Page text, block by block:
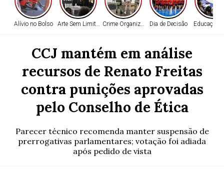
Alívio no Bolso Arte Sem Limites Crime OrganizadoDia de Decisão Educação
CCJ mantém em análise
recursos de Renato Freitas
contra punições aprovadas
pelo Conselho de Ética
Parecer técnico recomenda manter suspensão de
prerrogativas parlamentares; votação foi adiada
após pedido de vista